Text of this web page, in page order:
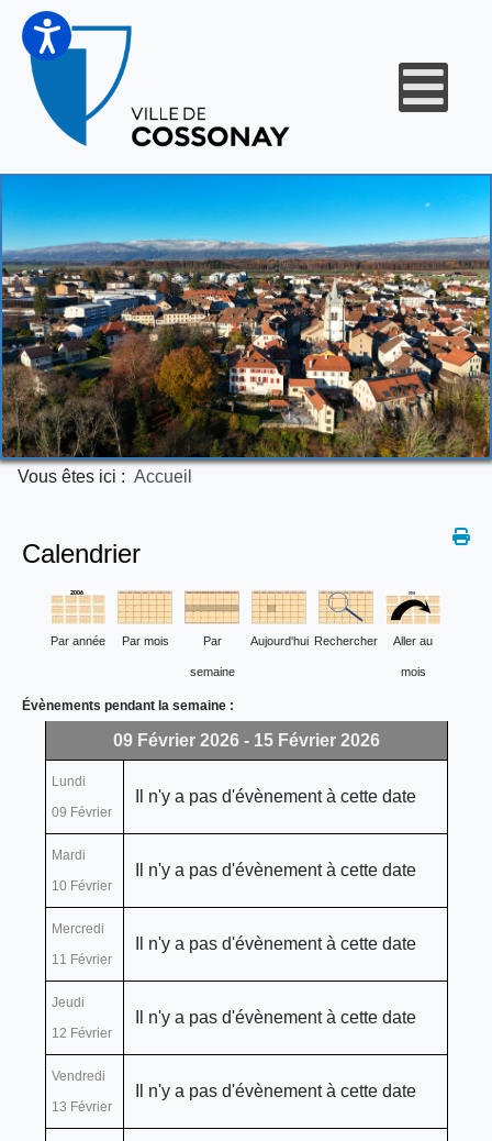
Vous êtes ici : Accueil
Calendrier
Par année Par mois Par
semaine
Aujourd'hui Rechercher Aller au
mois
Évènements pendant la semaine :
09 Février 2026 - 15 Février 2026
Lundi
09 Février
Il n'y a pas d'évènement à cette date
Mardi
10 Février
Il n'y a pas d'évènement à cette date
Mercredi
11 Février
Il n'y a pas d'évènement à cette date
Jeudi
12 Février
Il n'y a pas d'évènement à cette date
Vendredi
13 Février
Il n'y a pas d'évènement à cette date